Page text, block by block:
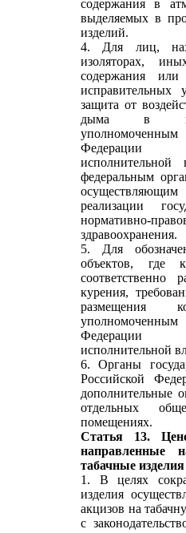
содержания в
выделяемых в
изделий.
4. Для лиц,
изоляторах,
содержания
исправительных
защита от
дыма в
уполномоченным
Федерации
федеральным
реализации
нормативно-
здравоохранения.
5. Для
объектов, где
соответственно
курения,
размещения
уполномоченным
Федерации
исполнительной
6. Органы
Российской
дополнительные
отдельных
помещениях.
Статья 13.
направленные
табачные изделия
1. В целях
изделия
акцизов на
с